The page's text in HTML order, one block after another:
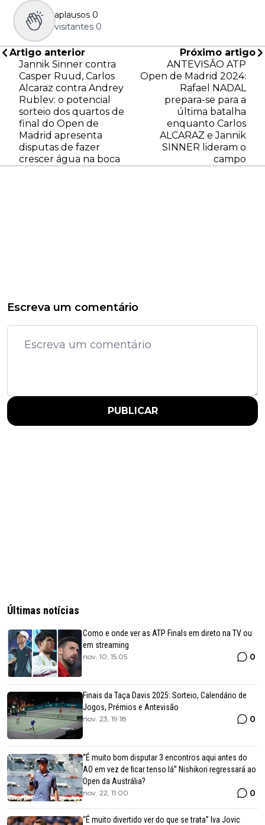
aplausos 0
visitantes 0
Artigo anterior
Jannik Sinner contra
Casper Ruud, Carlos
Alcaraz contra Andrey
Rublev: o potencial
sorteio dos quartos de
final do Open de
Madrid apresenta
disputas de fazer
crescer água na boca
Próximo artigo
ANTEVISÂO ATP
Open de Madrid 2024:
Rafael NADAL
prepara-se para a
última batalha
enquanto Carlos
ALCARAZ e Jannik
SINNER lideram o
campo
Escreva um comentário
PUBLICAR
Últimas notícias
Como e onde ver as ATP Finals em direto na TV ou
em streaming
nov. 10, 15:05 0
Finais da Taça Davis 2025: Sorteio, Calendário de
Jogos, Prémios e Antevisão
nov. 23, 19:18 0
“É muito bom disputar 3 encontros aqui antes do
AO em vez de ficar tenso lá” Nishikori regressará ao
Open da Austrália?
nov. 22, 11:00 0
“É muito divertido ver do que se trata” Iva Jovic